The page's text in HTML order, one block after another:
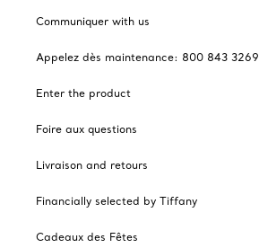
Communiquer with us
Appelez dès maintenance: 800 843 3269
Enter the product
Foire aux questions
Livraison and retours
Financially selected by Tiffany
Cadeaux des Fêtes